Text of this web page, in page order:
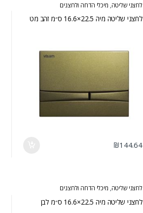
לחצני שליטה, מיכלי הדחה ולחצנים
לחצני שליטה מיה 22.5×16.6 ס״מ זהב מט
₪144.64
לחצני שליטה, מיכלי הדחה ולחצנים
לחצני שליטה מיה 22.5×16.6 ס״מ לבן